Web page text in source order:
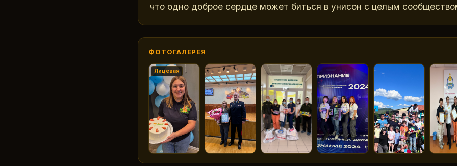
что одно доброе сердце может биться в унисон с целым
ФОТОГАЛЕРЕЯ
Лицевая